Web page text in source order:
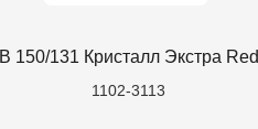
В 150/131 Кристалл Экстра Red
1102-3113